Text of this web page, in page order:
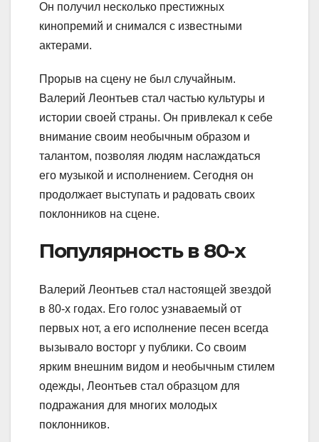
Он получил несколько престижных
кинопремий и снимался с известными
актерами.
Прорыв на сцену не был случайным.
Валерий Леонтьев стал частью культуры и
истории своей страны. Он привлекал к себе
внимание своим необычным образом и
талантом, позволяя людям наслаждаться
его музыкой и исполнением. Сегодня он
продолжает выступать и радовать своих
поклонников на сцене.
Популярность в 80-х
Валерий Леонтьев стал настоящей звездой
в 80-х годах. Его голос узнаваемый от
первых нот, а его исполнение песен всегда
вызывало восторг у публики. Со своим
ярким внешним видом и необычным стилем
одежды, Леонтьев стал образцом для
подражания для многих молодых
поклонников.